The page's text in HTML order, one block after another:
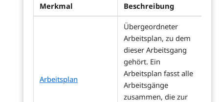
Merkmal Beschreibung
Arbeitsplan
Übergeordneter
Arbeitsplan, zu dem
dieser Arbeitsgang
gehört. Ein
Arbeitsplan fasst alle
Arbeitsgänge
zusammen, die zur